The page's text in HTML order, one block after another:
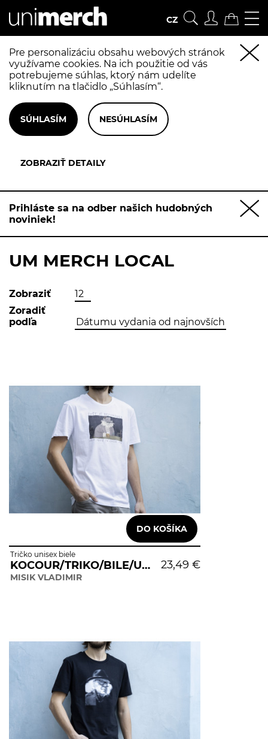
CZ
Pre personalizáciu obsahu webových stránok
využívame cookies. Na ich použitie od vás
potrebujeme súhlas, ktorý nám udelíte
kliknutím na tlačidlo „Súhlasím“.
Prihláste sa na odber našich hudobných
noviniek!
UM MERCH LOCAL
Zobraziť
Zoradiť
podľa
23,49 €
Tričko unisex biele
KOCOUR/TRIKO/BILE/UNISEX
MISIK VLADIMIR